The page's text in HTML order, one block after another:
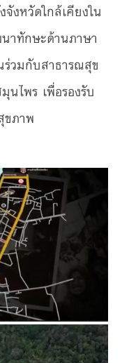
งหวัดใกล้เคียงใน
าทักษะด้านภาษา
วมกับสาธารณสุข
ไพร เพื่อรองรับ
ขภาพ